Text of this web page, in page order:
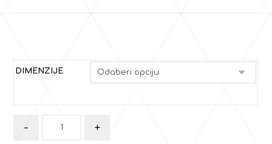
DIMENZIJE
- +